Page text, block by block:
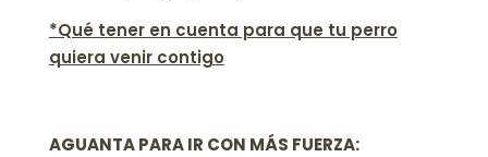
*Qué tener en cuenta para que tu perro
quiera venir contigo
AGUANTA PARA IR CON MÁS FUERZA: